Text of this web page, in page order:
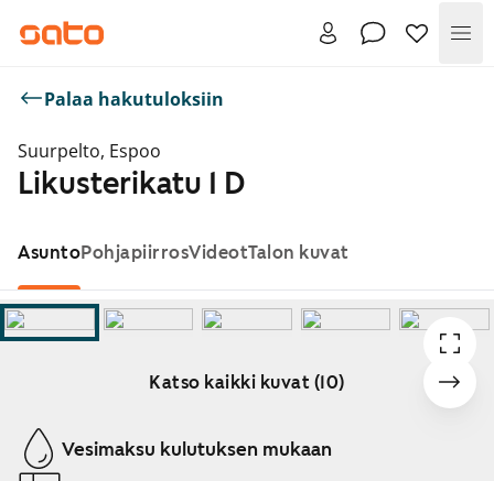
Palaa hakutuloksiin
Suurpelto, Espoo
Likusterikatu 1 D
AsuntoPohjapiirrosVideotTalon kuvat
Katso kaikki kuvat (10)
Näytetään dia 1 / 10
Vesimaksu kulutuksen mukaan